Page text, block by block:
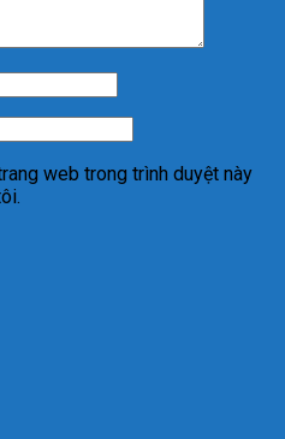
web trong trình duyệt này